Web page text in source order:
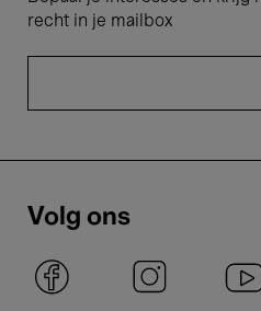
recht in je mailbox
Volg ons